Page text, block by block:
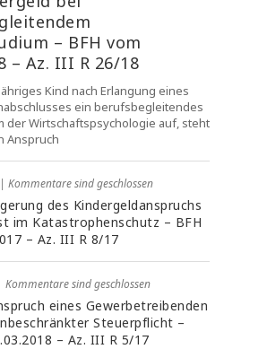
– BFH vom
– Az. III R 26/18
Kind nach Erlangung eines
ein berufsbegleitendes
der Wirtschaftspsychologie auf, steht
Anspruch
| Kommentare sind geschlossen
des Kindergeldanspruchs
im Katastrophenschutz – BFH
– Az. III R 8/17
Kommentare sind geschlossen
eines Gewerbetreibenden
Steuerpflicht –
– Az. III R 5/17